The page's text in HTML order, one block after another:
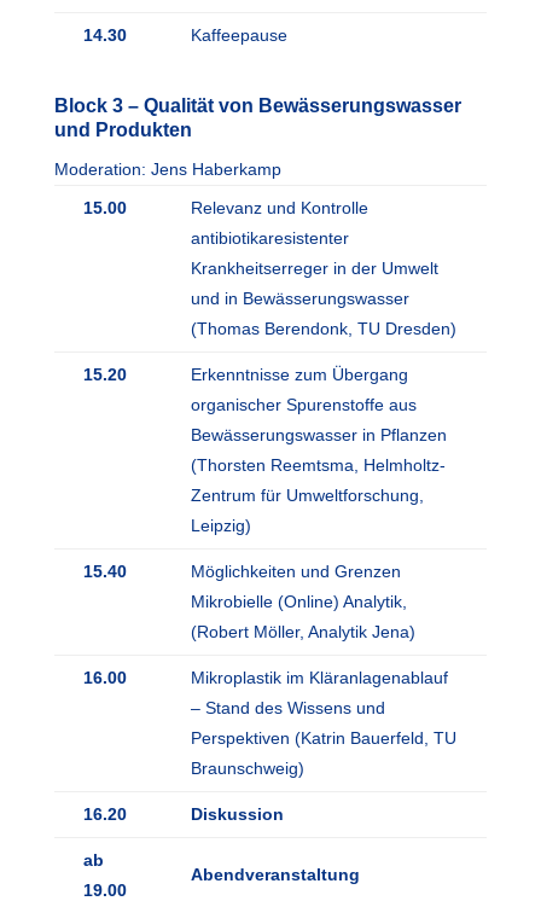
14.30 Kaffeepause
Block 3 – Qualität von Bewässerungswasser
und Produkten
Moderation: Jens Haberkamp
15.00
Relevanz und Kontrolle
antibiotikaresistenter
Krankheitserreger in der Umwelt
und in Bewässerungswasser
(Thomas Berendonk, TU Dresden)
15.20
Erkenntnisse zum Übergang
organischer Spurenstoffe aus
Bewässerungswasser in Pflanzen
(Thorsten Reemtsma, Helmholtz-
Zentrum für Umweltforschung,
Leipzig)
15.40
Möglichkeiten und Grenzen
Mikrobielle (Online) Analytik,
(Robert Möller, Analytik Jena)
16.00
Mikroplastik im Kläranlagenablauf
– Stand des Wissens und
Perspektiven (Katrin Bauerfeld, TU
Braunschweig)
16.20 Diskussion
ab
19.00
Abendveranstaltung